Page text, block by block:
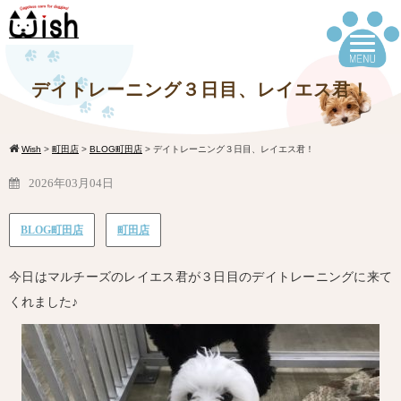
デイトレーニング３日目、レイエス君！
Wish > 町田店 > BLOG町田店 > デイトレーニング３日目、レイエス君！
2026年03月04日
BLOG町田店 町田店
今日はマルチーズのレイエス君が３日目のデイトレーニングに来て
くれました♪